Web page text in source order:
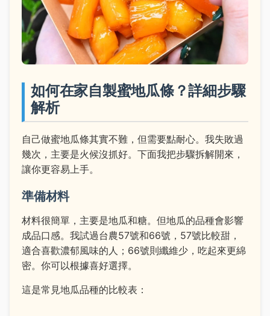
如何在家自製蜜地瓜條？詳細步驟
解析
自己做蜜地瓜條其實不難，但需要點耐心。我失敗過
幾次，主要是火候沒抓好。下面我把步驟拆解開來，
讓你更容易上手。
準備材料
材料很簡單，主要是地瓜和糖。但地瓜的品種會影響
成品口感。我試過台農57號和66號，57號比較甜，
適合喜歡濃郁風味的人；66號則纖維少，吃起來更綿
密。你可以根據喜好選擇。
這是常見地瓜品種的比較表：